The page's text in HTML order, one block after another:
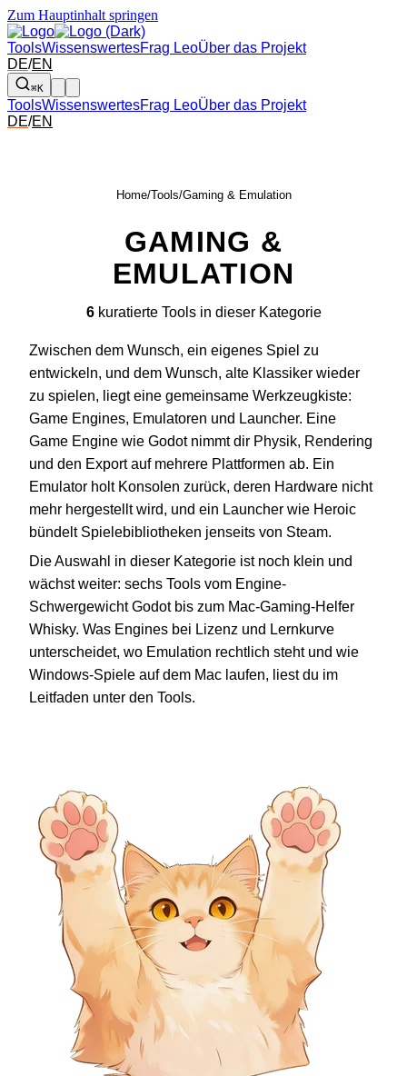
Zum Hauptinhalt springen
ToolsWissenswertesFrag LeoÜber das Projekt
DE/EN
⌘K
ToolsWissenswertesFrag LeoÜber das Projekt
DE/EN
Home/Tools/Gaming & Emulation
GAMING &
EMULATION
6kuratierte Tools in dieser Kategorie
Zwischen dem Wunsch, ein eigenes Spiel zu
entwickeln, und dem Wunsch, alte Klassiker wieder
zu spielen, liegt eine gemeinsame Werkzeugkiste:
Game Engines, Emulatoren und Launcher. Eine
Game Engine wie Godot nimmt dir Physik, Rendering
und den Export auf mehrere Plattformen ab. Ein
Emulator holt Konsolen zurück, deren Hardware nicht
mehr hergestellt wird, und ein Launcher wie Heroic
bündelt Spielebibliotheken jenseits von Steam.
Die Auswahl in dieser Kategorie ist noch klein und
wächst weiter: sechs Tools vom Engine-
Schwergewicht Godot bis zum Mac-Gaming-Helfer
Whisky. Was Engines bei Lizenz und Lernkurve
unterscheidet, wo Emulation rechtlich steht und wie
Windows-Spiele auf dem Mac laufen, liest du im
Leitfaden unter den Tools.